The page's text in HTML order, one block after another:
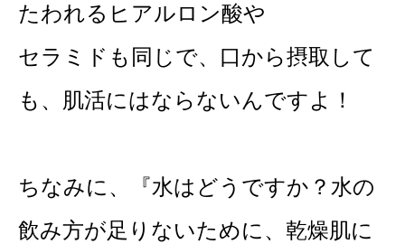
たわれるヒアルロン酸や
セラミドも同じで、口から摂取して
も、肌活にはならないんですよ！
ちなみに、『水はどうですか？水の
飲み方が足りないために、乾燥肌に